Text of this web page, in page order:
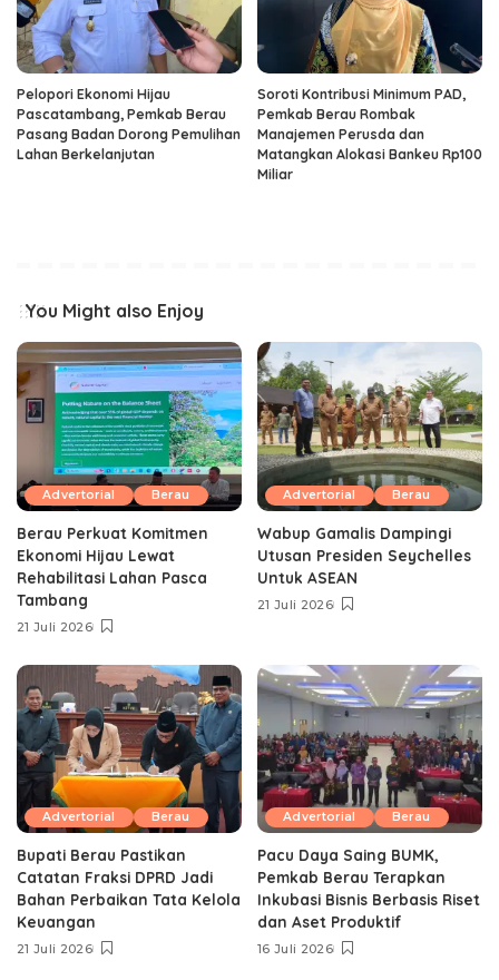
Pelopori Ekonomi Hijau
Pascatambang, Pemkab Berau
Pasang Badan Dorong Pemulihan
Lahan Berkelanjutan
Soroti Kontribusi Minimum PAD,
Pemkab Berau Rombak
Manajemen Perusda dan
Matangkan Alokasi Bankeu Rp100
Miliar
You Might also Enjoy
Advertorial Berau
Berau Perkuat Komitmen
Ekonomi Hijau Lewat
Rehabilitasi Lahan Pasca
Tambang
21 Juli 2026
Advertorial Berau
Wabup Gamalis Dampingi
Utusan Presiden Seychelles
Untuk ASEAN
21 Juli 2026
Advertorial Berau
Bupati Berau Pastikan
Catatan Fraksi DPRD Jadi
Bahan Perbaikan Tata Kelola
Keuangan
21 Juli 2026
Advertorial Berau
Pacu Daya Saing BUMK,
Pemkab Berau Terapkan
Inkubasi Bisnis Berbasis Riset
dan Aset Produktif ‎
16 Juli 2026